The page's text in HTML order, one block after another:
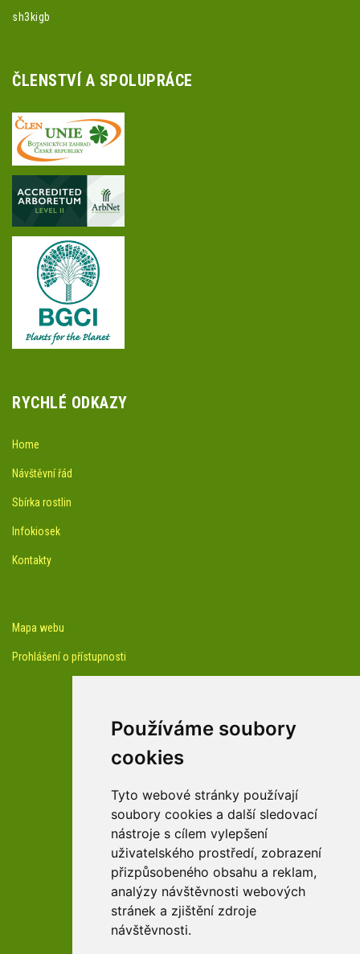
Používáme soubory
cookies
Tyto webové stránky používají
soubory cookies a další sledovací
nástroje s cílem vylepšení
uživatelského prostředí, zobrazení
přizpůsobeného obsahu a reklam,
analýzy návštěvnosti webových
stránek a zjištění zdroje
návštěvnosti.
sh3kigb
ČLENSTVÍ A SPOLUPRÁCE
RYCHLÉ ODKAZY
Home
Návštěvní řád
Sbírka rostlin
Infokiosek
Kontakty
Mapa webu
Prohlášení o přístupnosti
Youtube kanál arboreta